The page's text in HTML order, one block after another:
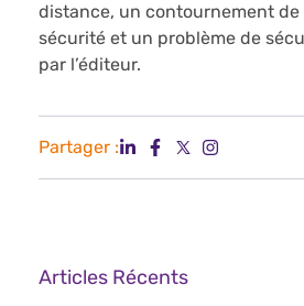
distance, un contournement
sécurité et un problème de
par l’éditeur.
Partager :
Articles Récents